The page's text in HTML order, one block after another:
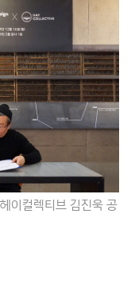
이컬렉티브 김진욱 공